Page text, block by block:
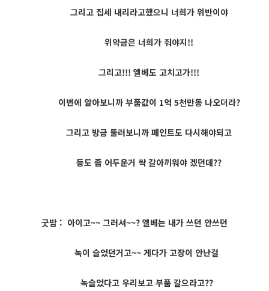
그리고 집세 내리라고했으니 너희가 위반이야
위약금은 너희가 줘야지!!
그리고!!! 엘베도 고치고가!!!
이번에 알아보니까 부품값이 1억 5천만동 나오더라?
그리고 방금 둘러보니까 페인트도 다시해야되고
등도 좀 어두운거 싹 갈아끼워야 겠던데??
굿밤 : 아이고~~ 그러셔~~? 엘베는 내가 쓰던 안쓰던
녹이 슬었던거고~~ 게다가 고장이 안난걸
녹슬었다고 우리보고 부품 갈으라고??